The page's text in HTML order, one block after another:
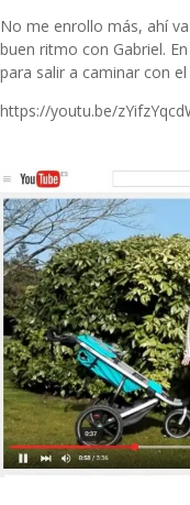
No me enrollo más, ahí
buen ritmo con Gabriel.
para salir a caminar con el
https://youtu.be/